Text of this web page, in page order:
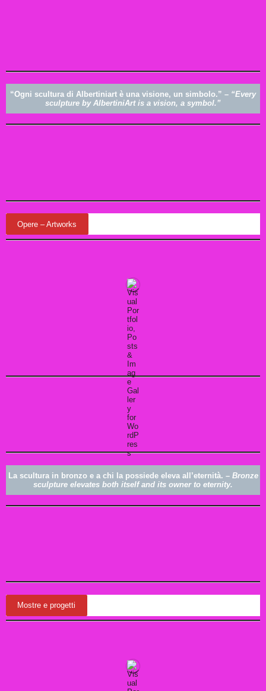
“Ogni scultura di Albertiniart è una visione, un simbolo.” – “Every
sculpture by AlbertiniArt is a vision, a symbol.”
Opere – Artworks
La scultura in bronzo e a chi la possiede eleva all’eternità. – Bronze
sculpture elevates both itself and its owner to eternity.
Mostre e progetti